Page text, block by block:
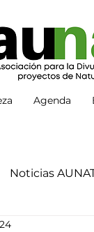
Agenda
Noticias